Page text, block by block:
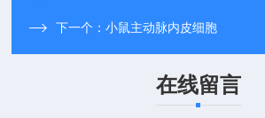
下一个：小鼠主动脉内皮细胞
在线留言